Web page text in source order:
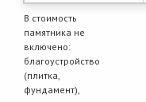
В стоимость
памятника не
включено:
благоустройство
(плитка,
фундамент),